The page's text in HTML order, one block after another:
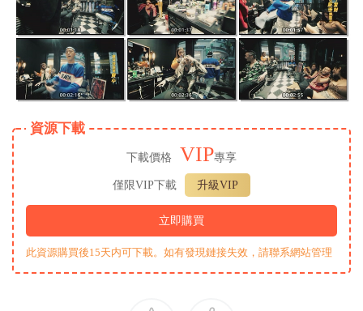
資源下載
下載價格 VIP專享
僅限VIP下載 升級VIP
立即購買
此資源購買後15天内可下載。如有發現鏈接失效，請聯系網站管理